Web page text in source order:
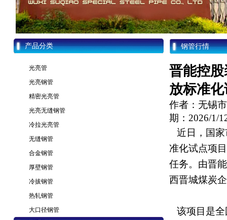
产品分类
光亮管
光亮钢管
精密光亮管
光亮无缝钢管
冷拉光亮管
无缝钢管
合金钢管
厚壁钢管
冷拔钢管
热轧钢管
大口径钢管
钢管行情
晋能控
放标准
作者：无锡
期：2026/1/
近日，国家
准化试点项
任务。由晋
西晋城煤炭
该项目是全